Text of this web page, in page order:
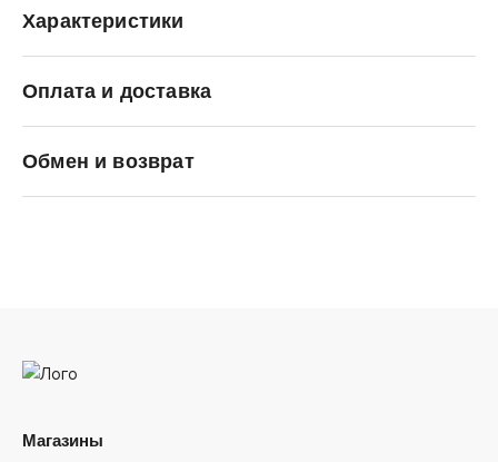
Характеристики
Оплата и доставка
Обмен и возврат
Магазины